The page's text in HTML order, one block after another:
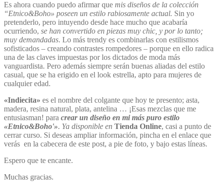
Es ahora cuando puedo afirmar que mis diseños de la colección
“Etnico&Boho» poseen un estilo rabiosamente actual. Sin yo
pretenderlo, pero intuyendo desde hace mucho que acabaría
ocurriendo, se han convertido en piezas muy chic, y por lo tanto;
muy demandadas. Lo más trendy es combinarlas con estilismos
sofisticados – creando contrastes rompedores – porque en ello radica
una de las claves impuestas por los dictados de moda más
vanguardista. Pero además siempre serán buenas aliadas del estilo
casual, que se ha erigido en el look estrella, apto para mujeres de
cualquier edad.
«Indiecita» es el nombre del colgante que hoy te presento; asta,
madera, resina natural, plata, antelina … ¡Esas mezclas que me
entusiasman! para crear un diseño en mi más puro estilo
«Etnico&Boho'». Ya disponible en Tienda Online, casi a punto de
cerrar curso. Si deseas ampliar información, pincha en el enlace que
verás en la cabecera de este post, a pie de foto, y bajo estas líneas.
Espero que te encante.
Muchas gracias.